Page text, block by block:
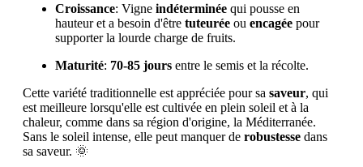
Croissance: Vigne indéterminée qui pousse en
hauteur et a besoin d'être tuteurée ou encagée pour
supporter la lourde charge de fruits.
Maturité: 70-85 jours entre le semis et la récolte.
Cette variété traditionnelle est appréciée pour sa saveur, qui
est meilleure lorsqu'elle est cultivée en plein soleil et à la
chaleur, comme dans sa région d'origine, la Méditerranée.
Sans le soleil intense, elle peut manquer de robustesse dans
sa saveur. 🌞